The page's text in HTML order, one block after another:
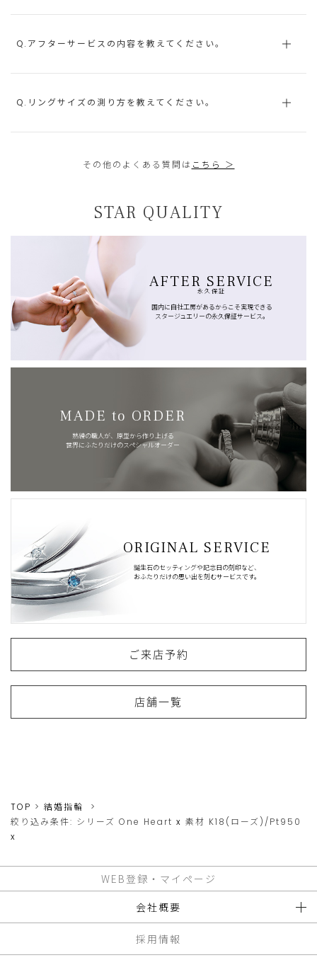
Q.アフターサービスの内容を教えてください。
Q.リングサイズの測り方を教えてください。
その他のよくある質問は こちら ＞
STAR QUALITY
AFTER SERVICE
永久保証
国内に自社工房があるからこそ実現できる
スタージュエリーの永久保証サービス。
MADE to ORDER
熟練の職人が、原型から作り上げる
世界にふたりだけのスペシャルオーダー
ORIGINAL SERVICE
誕生石のセッティングや記念日の刻印など、
おふたりだけの思い出を刻むサービスです。
ご来店予約
店舗一覧
TOP
結婚指輪
絞り込み条件: シリーズ One Heart x 素材 K18(ローズ)/Pt950
x
WEB登録・マイページ
会社概要
採用情報